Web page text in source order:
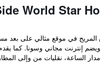
المريح في موقع مثالي على بعد
إنترنت مجاني وسونا. كما يقدم
الساعة، نقليات من وإلى